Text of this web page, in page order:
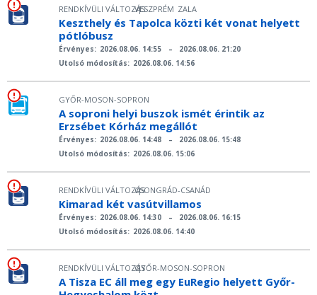
RENDKÍVÜLI VÁLTOZÁS
|
VESZPRÉM ZALA
Keszthely és Tapolca közti két vonat helyett
pótlóbusz
Érvényes: 2026.08.06. 14:55 –
2026.08.06. 21:20
Utolsó módosítás: 2026.08.06. 14:56
GYŐR-MOSON-SOPRON
A soproni helyi buszok ismét érintik az
Erzsébet Kórház megállót
Érvényes: 2026.08.06. 14:48 –
2026.08.06. 15:48
Utolsó módosítás: 2026.08.06. 15:06
RENDKÍVÜLI VÁLTOZÁS
|
CSONGRÁD-CSANÁD
Kimarad két vasútvillamos
Érvényes: 2026.08.06. 14:30 –
2026.08.06. 16:15
Utolsó módosítás: 2026.08.06. 14:40
RENDKÍVÜLI VÁLTOZÁS
|
GYŐR-MOSON-SOPRON
A Tisza EC áll meg egy EuRegio helyett Győr-